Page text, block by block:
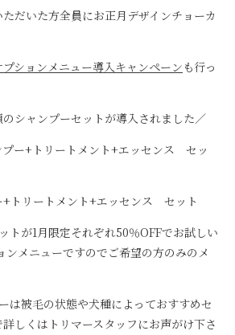
だいた方全員にお正月デザインチョーカ
ションメニュー導入キャンペーン も行っ
シャンプーセットが導入されました／
ー+トリートメント+エッセンス セッ
トリートメント+エッセンス セット
トが1月限定それぞれ50％OFFでお試しい
ンメニューですのでご希望の方のみのメ
は被毛の状態や犬種によっておすすめセ
しくはトリマースタッフにお声がけ下さ